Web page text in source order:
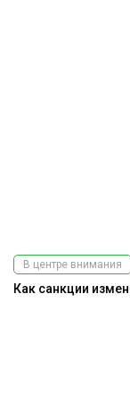
В центре внимания
Как санкции